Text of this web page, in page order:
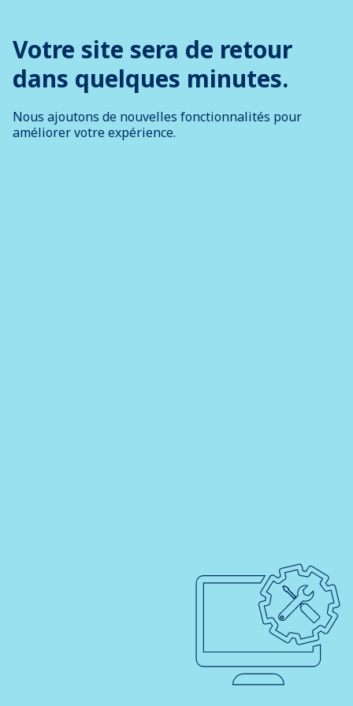
Votre site sera de retour
dans quelques minutes.
Nous ajoutons de nouvelles fonctionnalités pour
améliorer votre expérience.